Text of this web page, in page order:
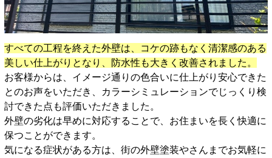
すべての工程を終えた外壁は、コケの跡もなく清潔感のある
美しい仕上がりとなり、防水性も大きく改善されました。
お客様からは、イメージ通りの色合いに仕上がり安心できた
とのお声をいただき、カラーシミュレーションでじっくり検
討できた点も評価いただきました。
外壁の劣化は早めに対応することで、お住まいを長く快適に
保つことができます。
気になる症状がある方は、街の外壁塗装やさんまでお気軽に